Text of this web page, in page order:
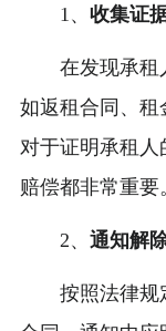
1、 收集证
在发现承租
如返租合同、
对于证明承租人
赔偿都非常重要
2、 通知解
按照法律规